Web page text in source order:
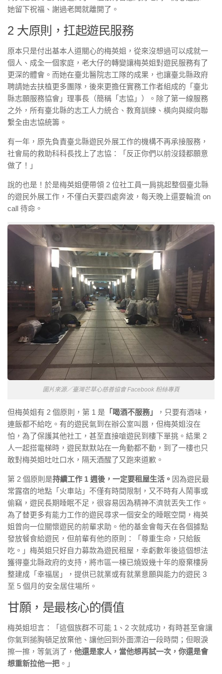
她留下祝福、謝過老闆就離開了。
2 大原則，扛起遊民服務
原本只是付出基本人道關心的梅英姐，從來沒想過可以成就一
個人、成全一個家庭，老大仔的轉變讓梅英姐對遊民服務有了
更深的體會。而她在臺北醫院志工隊的成果，也讓臺北縣政府
聘請她去扶植更多團隊，後來更擔任實務工作者組成的「臺北
縣志願服務協會」理事長（簡稱「志協」）。除了第一線服務
之外，所有臺北縣的志工人力統合、教育訓練、橫向與縱向聯
繫全由志協統籌。
有一年，原先負責臺北縣遊民外展工作的機構不再承接服務，
社會局的救助科科長找上了志協：「反正你們以前沒錢都願意
做了！」
說的也是！於是梅英姐便帶領 2 位社工員一肩挑起整個臺北縣
的遊民外展工作，不僅白天要四處奔波，每天晚上還要輪流 on
call 待命。
圖片來源／臺灣芒草心慈善協會 Facebook 粉絲專頁
但梅英姐有 2 個原則，第 1 是 「喝酒不服務」
，只要有酒味，
連飯都不給吃。有的遊民氣到在辦公室叫囂，但梅英姐沒在
怕，為了保護其他社工，甚至直接嗆遊民到樓下單挑。結果 2
人一起搭電梯時，遊民默默站在一角動都不動，到了一樓也只
敢對梅英姐吐吐口水，隔天酒醒了又跑來道歉。
第 2 個原則是持續工作 1 週後，一定要租屋生活。 因為遊民最
常露宿的地點「火車站」不僅有時間限制，又不時有人鬧事或
偷竊，遊民長期睡眠不足，很容易因為精神不濟就丟失工作。
為了替更多有能力工作的遊民尋求一個安全的睡眠空間，梅英
姐曾向一位關懷遊民的前輩求助。他的基金會每天在各個據點
發放餐食給遊民，但前輩有他的原則：「尊重生命，只給飯
吃。」梅英姐只好自力募款為遊民租屋，幸虧數年後這個想法
獲得臺北縣政府的支持，將市區一棟已燒毀幾十年的廢棄樓房
整建成「幸福居」，提供已就業或有就業意願與能力的遊民 3
至 5 個月的安全居住場所。
甘願，是最核心的價值
梅英姐坦言：「這個族群不可能 1、2 次就成功，有時甚至會讓
你氣到搥胸頓足放棄他、讓他回到外面漂泊一段時間；但眼淚
擦一擦，等氣消了， 他還是家人，當他想再試一次，你還是會
想重新拉他一把 。」